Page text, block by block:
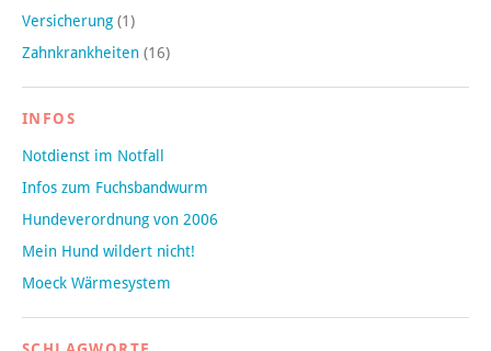
Versicherung (1)
Zahnkrankheiten (16)
INFOS
Notdienst im Notfall
Infos zum Fuchsbandwurm
Hundeverordnung von 2006
Mein Hund wildert nicht!
Moeck Wärmesystem